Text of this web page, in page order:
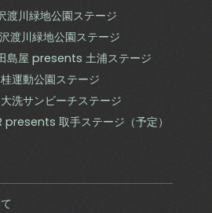
渡川緑地公園ステージ
渡川緑地公園ステージ
島屋 presents 土浦ステージ
運動公園ステージ
洗サンビーチステージ
presents 取手ステージ（予定）